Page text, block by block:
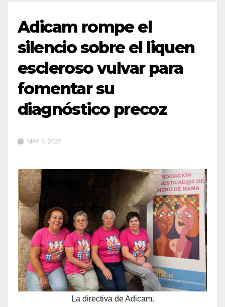
Adicam rompe el
silencio sobre el liquen
escleroso vulvar para
fomentar su
diagnóstico precoz
MAY 9, 2026
La directiva de Adicam.